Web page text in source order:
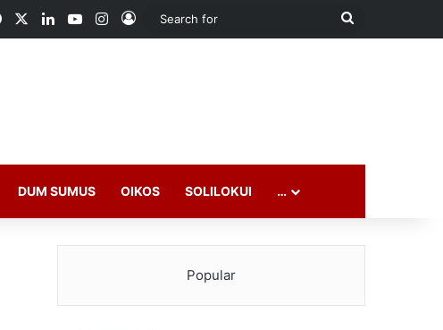
FacebookLinkedInYouTubeInstagram
Log In
Search
DUM SUMUS OIKOS SOLILOKUI …
Popular